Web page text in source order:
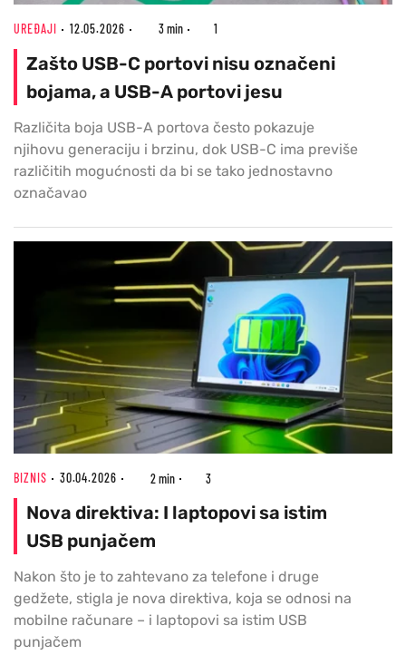
UREĐAJI 12.05.2026 3 min 1
Zašto USB-C portovi nisu označeni
bojama, a USB-A portovi jesu
Različita boja USB-A portova često pokazuje
njihovu generaciju i brzinu, dok USB-C ima previše
različitih mogućnosti da bi se tako jednostavno
označavao
BIZNIS 30.04.2026 2 min 3
Nova direktiva: I laptopovi sa istim
USB punjačem
Nakon što je to zahtevano za telefone i druge
gedžete, stigla je nova direktiva, koja se odnosi na
mobilne računare – i laptopovi sa istim USB
punjačem